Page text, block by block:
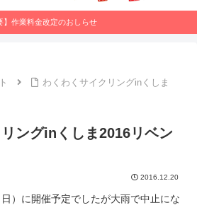
】作業料金改定のおしらせ
わくわくサイクリングinくしま
ングinくしま2016リベン
2016.12.20
）に開催予定でしたが大雨で中止にな